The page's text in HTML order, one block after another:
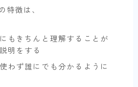
特徴は、
もきちんと理解することが
明をする
わず誰にでも分かるように